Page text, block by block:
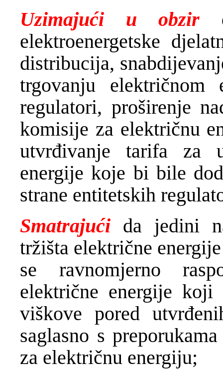
Uzimajući u obzir
elektroenergetske
distribucija,
trgovanju električnom
regulatori, proširenje
komisije za električnu
utvrđivanje tarifa za
energije koje bi bile
strane entitetskih
Smatrajući da jedini
tržišta električne
se ravnomjerno
električne energije
viškove pored
saglasno s
za električnu energiju;